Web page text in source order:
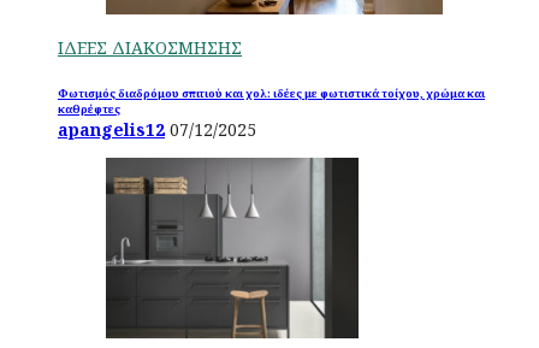
ΙΔΕΕΣ ΔΙΑΚΟΣΜΗΣΗΣ
Φωτισμός διαδρόμου σπιτιού και χολ: ιδέες με φωτιστικά τοίχου, χρώμα και
καθρέφτες
apangelis12 07/12/2025